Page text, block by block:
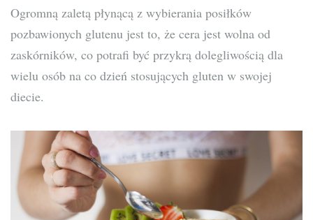
Ogromną zaletą płynącą z wybierania posiłków
pozbawionych glutenu jest to, że cera jest wolna od
zaskórników, co potrafi być przykrą dolegliwością dla
wielu osób na co dzień stosujących gluten w swojej
diecie.